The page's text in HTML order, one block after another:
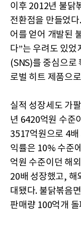
이후 2012년 불닭
전환점을 만들었
어를 얻어 개발된
다”는 우려도 있
(SNS)를 중심으로
로벌 히트 제품으
실적 성장세도 가
년 6420억원 수준
3517억원으로 4배
익률은 10% 수준
억원 수준이던 해
20배 성장했고, 해
대됐다. 불닭볶음
판매량 100억개